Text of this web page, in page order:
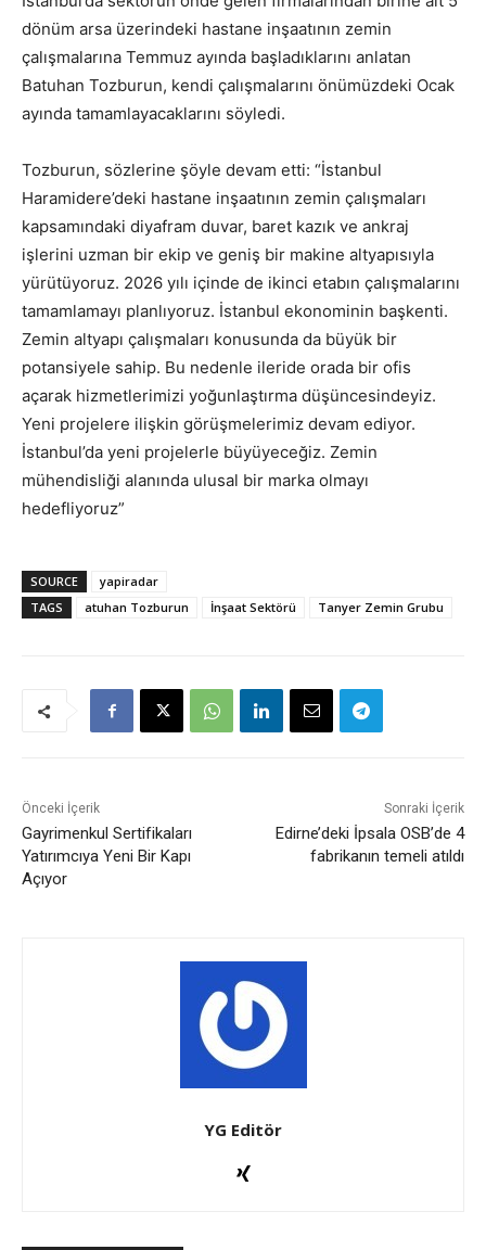
dönüm arsa üzerindeki hastane inşaatının zemin
çalışmalarına Temmuz ayında başladıklarını anlatan
Batuhan Tozburun, kendi çalışmalarını önümüzdeki Ocak
ayında tamamlayacaklarını söyledi.
Tozburun, sözlerine şöyle devam etti: “İstanbul
Haramidere’deki hastane inşaatının zemin çalışmaları
kapsamındaki diyafram duvar, baret kazık ve ankraj
işlerini uzman bir ekip ve geniş bir makine altyapısıyla
yürütüyoruz. 2026 yılı içinde de ikinci etabın çalışmalarını
tamamlamayı planlıyoruz. İstanbul ekonominin başkenti.
Zemin altyapı çalışmaları konusunda da büyük bir
potansiyele sahip. Bu nedenle ileride orada bir ofis
açarak hizmetlerimizi yoğunlaştırma düşüncesindeyiz.
Yeni projelere ilişkin görüşmelerimiz devam ediyor.
İstanbul’da yeni projelerle büyüyeceğiz. Zemin
mühendisliği alanında ulusal bir marka olmayı
hedefliyoruz”
SOURCE
yapiradar
TAGS
atuhan Tozburun İnşaat Sektörü Tanyer Zemin Grubu
Önceki İçerik
Gayrimenkul Sertifikaları
Yatırımcıya Yeni Bir Kapı
Açıyor
Sonraki İçerik
Edirne’deki İpsala OSB’de 4
fabrikanın temeli atıldı
YG Editör